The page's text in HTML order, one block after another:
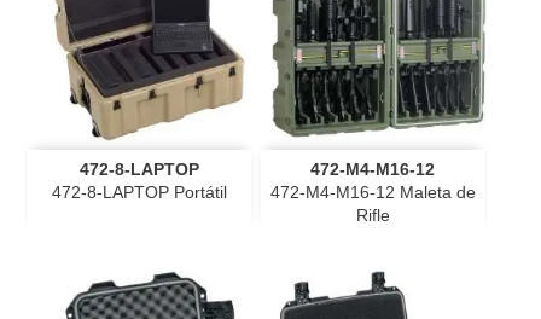
472-8-LAPTOP
472-8-LAPTOP Portátil
472-M4-M16-12
472-M4-M16-12 Maleta de
Rifle